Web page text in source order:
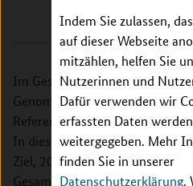
Indem Sie zulassen,
auf dieser Webseite
mitzählen, helfen Sie
Nutzerinnen und
Dafür verwenden wir
erfassten Daten
weitergegeben. Mehr
finden Sie in unserer
Datenschutzerklärung.
85764
Im Gesamtprojekt "Genome of
Genome aus 29 europäischen
Referenzdatenbank
In diesem Rahmen hat der
Ziel, 20.000 Genome aus
Gesamtprojekt einzuspeisen,